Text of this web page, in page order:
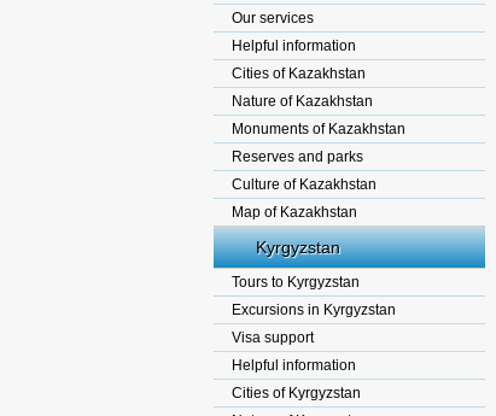
Our services
Helpful information
Cities of Kazakhstan
Nature of Kazakhstan
Monuments of Kazakhstan
Reserves and parks
Culture of Kazakhstan
Map of Kazakhstan
Kyrgyzstan
Tours to Kyrgyzstan
Excursions in Kyrgyzstan
Visa support
Helpful information
Cities of Kyrgyzstan